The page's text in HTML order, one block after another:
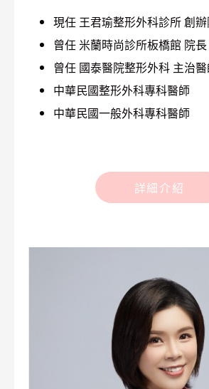
現任 王君瑜整形外科診所 創
曾任 米蘭時尚診所板橋館 院長
曾任 國泰醫院整形外科 主治
中華民國整形外科專科醫師
中華民國一般外科專科醫師
詳細介紹